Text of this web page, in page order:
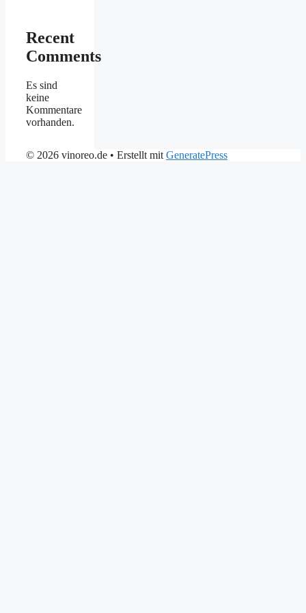
Recent
Comments
Es sind
keine
Kommentare
vorhanden.
© 2026 vinoreo.de • Erstellt mit GeneratePress